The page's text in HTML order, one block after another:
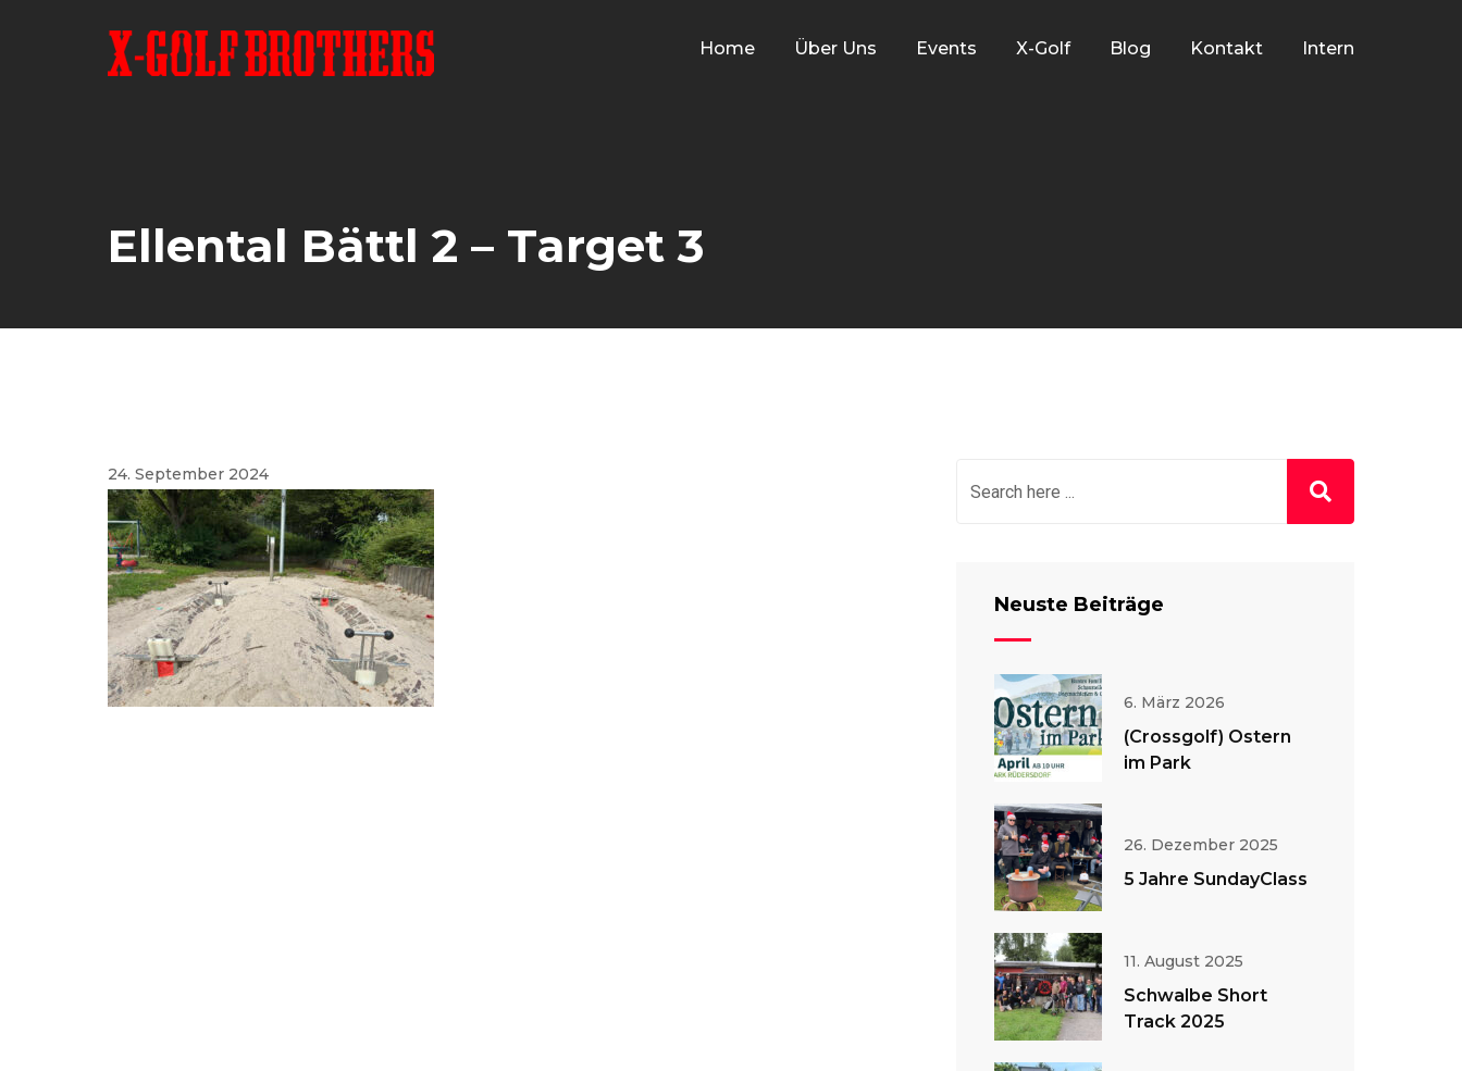
Home Über Uns Events X-Golf Blog Kontakt Intern
Ellental Bättl 2 – Target 3
24. September 2024
Neuste Beiträge
6. März 2026
(Crossgolf) Ostern
im Park
26. Dezember 2025
5 Jahre SundayClass
11. August 2025
Schwalbe Short
Track 2025